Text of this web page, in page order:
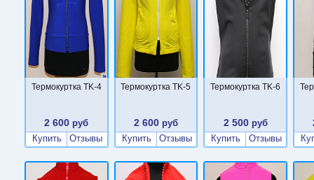
Термокуртка TK-4
2 600 руб
Купить
Отзывы
Термокуртка TK-5
2 600 руб
Купить
Отзывы
Термокуртка TK-6
2 500руб
Купить
Отзывы